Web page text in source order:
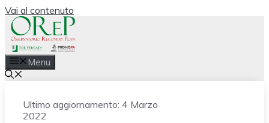
Vai al contenuto
Menu
Ultimo aggiornamento: 4 Marzo
2022